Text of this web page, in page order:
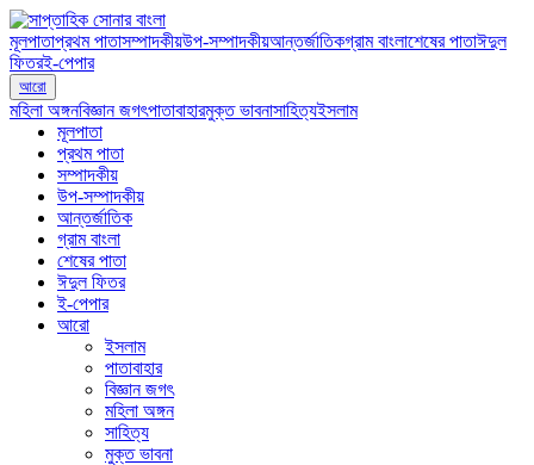
মূলপাতাপ্রথম পাতাসম্পাদকীয়উপ-সম্পাদকীয়আন্তর্জাতিকগ্রাম বাংলাশেষের পাতাঈদুল
ফিতরই-পেপার
আরো
মহিলা অঙ্গনবিজ্ঞান জগৎপাতাবাহারমুক্ত ভাবনাসাহিত্যইসলাম
মূলপাতা
প্রথম পাতা
সম্পাদকীয়
উপ-সম্পাদকীয়
আন্তর্জাতিক
গ্রাম বাংলা
শেষের পাতা
ঈদুল ফিতর
ই-পেপার
আরো
ইসলাম
পাতাবাহার
বিজ্ঞান জগৎ
মহিলা অঙ্গন
সাহিত্য
মুক্ত ভাবনা